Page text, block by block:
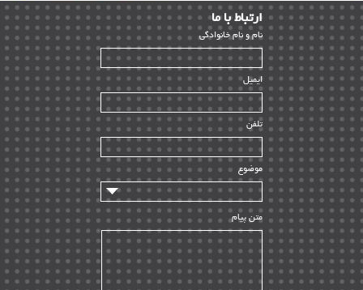
پتروشیمی | ۱۴
بازرسی و QC | ۱۵
HSE | ۳۹
ساخت و نصب | ۱۲
راه اندازی | ۹
سازندگان و تامین کنندگان | ۱۰
تامین مالی و سرمایه گذاری | ۳۲
ماشین آلات
مدیریت پروژه
مدیریت دانش
مدیریت سازمانی و عمومی | ۲
تأمین کالا | ۱۳
ارﺗﺒﺎط ﺑﺎ ما
ﻧﺎم و ﻧﺎم ﺧﺎﻧﻮادﮔﻰ
ایمیل
تلفن
موضوع
متن پیام